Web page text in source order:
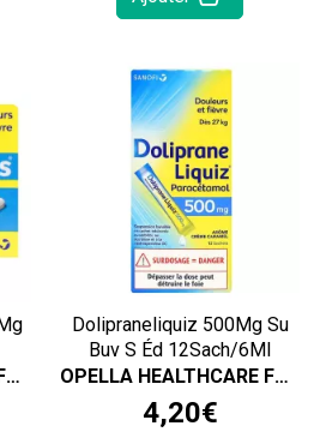
OPELLA HEALTHCARE FRANCE SAS
Dolipraneliquiz 500Mg Su
Buv S Éd 12Sach/6Ml
OPELLA HEALTHCARE FRANCE SAS
4,20€